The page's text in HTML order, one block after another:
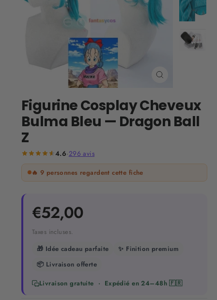
Figurine Cosplay Cheveux
Bulma Bleu — Dragon Ball
Z
4.6·296 avis
🔥 9 personnes regardent cette fiche
Prix
régulier
€52,00
Taxes incluses.
🎁 Idée cadeau parfaite
✨ Finition premium
📦 Livraison offerte
Livraison gratuite · Expédié en 24–48h 🇫🇷